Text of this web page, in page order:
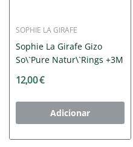
SOPHIE LA GIRAFE
Sophie La Girafe Gizo
So\`Pure Natur\`Rings +3M
12,00 €
Adicionar